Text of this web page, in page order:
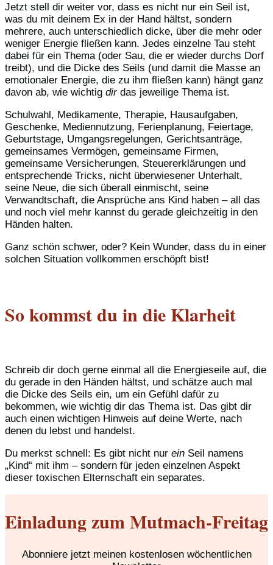
Jetzt stell dir weiter vor, dass es nicht nur ein Seil ist,
was du mit deinem Ex in der Hand hältst, sondern
mehrere, auch unterschiedlich dicke, über die mehr oder
weniger Energie fließen kann. Jedes einzelne Tau steht
dabei für ein Thema (oder Sau, die er wieder durchs Dorf
treibt), und die Dicke des Seils (und damit die Masse an
emotionaler Energie, die zu ihm fließen kann) hängt ganz
davon ab, wie wichtig dirdas jeweilige Thema ist.
Schulwahl, Medikamente, Therapie, Hausaufgaben,
Geschenke, Mediennutzung, Ferienplanung, Feiertage,
Geburtstage, Umgangsregelungen, Gerichtsanträge,
gemeinsames Vermögen, gemeinsame Firmen,
gemeinsame Versicherungen, Steuererklärungen und
entsprechende Tricks, nicht überwiesener Unterhalt,
seine Neue, die sich überall einmischt, seine
Verwandtschaft, die Ansprüche ans Kind haben – all das
und noch viel mehr kannst du gerade gleichzeitig in den
Händen halten.
Ganz schön schwer, oder? Kein Wunder, dass du in einer
solchen Situation vollkommen erschöpft bist!
So kommst du in die Klarheit
Schreib dir doch gerne einmal all die Energieseile auf, die
du gerade in den Händen hältst, und schätze auch mal
die Dicke des Seils ein, um ein Gefühl dafür zu
bekommen, wie wichtig dir das Thema ist. Das gibt dir
auch einen wichtigen Hinweis auf deine Werte, nach
denen du lebst und handelst.
Du merkst schnell: Es gibt nicht nur ein Seil namens
„Kind“ mit ihm – sondern für jeden einzelnen Aspekt
dieser toxischen Elternschaft ein separates.
Einladung zum Mutmach-Freitag
Abonniere jetzt meinen kostenlosen wöchentlichen